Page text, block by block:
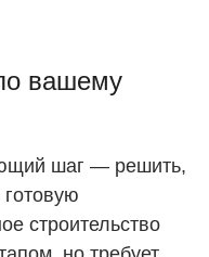
вашему
шаг — решить,
готовую
строительство